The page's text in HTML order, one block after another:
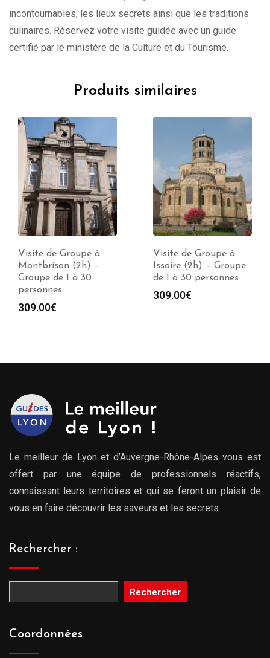
incontournables, les lieux secrets ainsi que les traditions
culinaires. Réservez votre visite guidée avec un guide
certifié par le ministère de la Culture et du Tourisme.
Produits similaires
Visite de Groupe à
Montbrison (2h) –
Groupe de 1 à 30
personnes
309.00€
Visite de Groupe à
Issoire (2h) – Groupe
de 1 à 30 personnes
309.00€
Le meilleur de Lyon et d’Auvergne-Rhône-Alpes vous est
offert par une équipe de professionnels réactifs,
connaissant leurs territoires et qui se feront un plaisir de
vous en faire découvrir les saveurs et les secrets.
Rechercher :
Rechercher
Coordonnées